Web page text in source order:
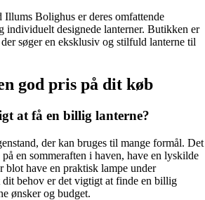
Bolighus er deres omfattende
individuelt designede lanterner. Butikken er
søger en eksklusiv og stilfuld lanterne til
god pris på dit køb
at få en billig lanterne?
der kan bruges til mange formål. Det
en sommeraften i haven, have en lyskilde
blot have en praktisk lampe under
dit behov er det vigtigt at finde en billig
ønsker og budget.